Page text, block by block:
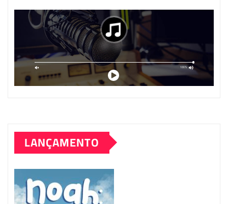
LANÇAMENTO